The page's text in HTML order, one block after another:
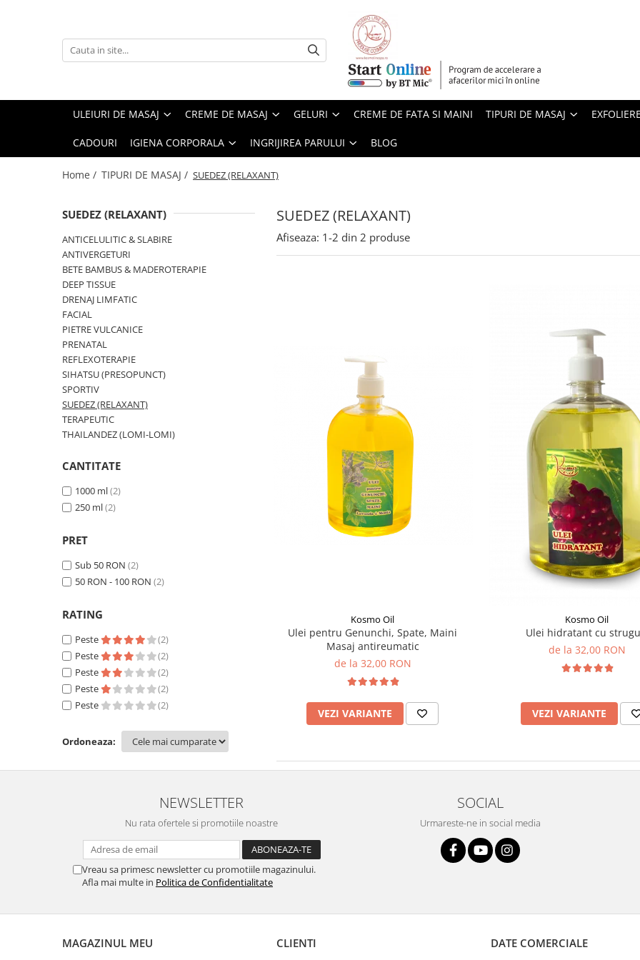
ULEIURI DE MASAJ
ANTICELULITIC & DRENAJ
VERGETURI
CREME DE MASAJ
FACIAL
RELAXARE
TERAPEUTICE
TIPURI DE MASAJ
ANTIVERGETURI
BETE BAMBUS & MADEROTERAPIE
PIETRE VULCANICE
REFLEXOTERAPIE
SIHATSU (PRESOPUNCT)
SUEDEZ (RELAXANT)
TERAPEUTIC
THAILANDEZ (LOMI-LOMI)
IGIENA CORPORALA
SAPUNURI LICHIDE
INGRIJIREA PARULUI
ULEI DE PAR
ULEIURI DE MASAJ
CREME DE MASAJ GELURI CREME DE FATA SI MAINI TIPURI DE MASAJ
CADOURI IGIENA CORPORALA INGRIJIREA PARULUI BLOG
Home / TIPURI DE MASAJ / SUEDEZ (RELAXANT)
SUEDEZ (RELAXANT)
SUEDEZ (RELAXANT)
ANTICELULITIC & SLABIRE
ANTIVERGETURI
BETE BAMBUS & MADEROTERAPIE
DEEP TISSUE
DRENAJ LIMFATIC
FACIAL
PIETRE VULCANICE
PRENATAL
REFLEXOTERAPIE
SIHATSU (PRESOPUNCT)
SPORTIV
SUEDEZ (RELAXANT)
TERAPEUTIC
THAILANDEZ (LOMI-LOMI)
CANTITATE
1000 ml(2)
250 ml(2)
PRET
Sub 50 RON (2)
50 RON - 100 RON (2)
RATING
Peste
(2)
Peste
(2)
Peste
(2)
Peste
(2)
Peste
(2)
Ordoneaza:
Afiseaza: 1-2 din 2 produse
Kosmo Oil
Ulei pentru Genunchi, Spate, Maini
Masaj antireumatic
de la 32,00 RON
VEZI VARIANTE
Kosmo Oil
Ulei hidratant cu
de la 32,00 RON
VEZI VARIANTE
NEWSLETTER
Nu rata ofertele si promotiile noastre
Vreau sa primesc newsletter cu promotiile magazinului.
Afla mai multe in Politica de Confidentialitate
SOCIAL
Urmareste-ne in social media
MAGAZINUL MEU CLIENTI DATE COMERCIALE